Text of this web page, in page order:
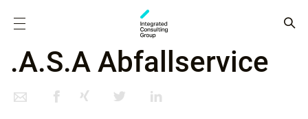
.A.S.A Abfall­service